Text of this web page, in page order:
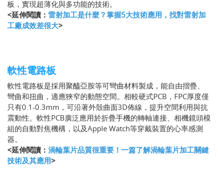
板，實現超薄化與多功能的技術。
<延伸閱讀： 雷射加工是什麼？掌握5大技術應用，找對雷射加
工廠成效差很大>
軟性電路板
軟性電路板是採用聚醯亞胺等可彎曲材料製成，能自由摺疊、
彎曲和扭曲，適應狹窄的動態空間。相較硬式PCB，FPC厚度僅
只有0.1-0.3mm，可沿著外殼曲面3D佈線，提升空間利用與抗
震動性。軟性PCB廣泛應用於折疊手機的轉軸連接、相機鏡頭模
組的自動對焦機構，以及Apple Watch等穿戴裝置的心率感測
器。
<延伸閱讀： 渦輪葉片品質很重要！一篇了解渦輪葉片加工關鍵
技術及其應用>